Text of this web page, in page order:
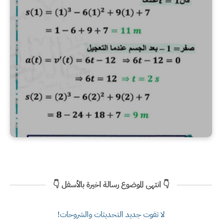
👇 انتهى الموضوع رسالة اخيرة بالأسفل 👇
لا تفوت جديد التحديثات والشروحات!